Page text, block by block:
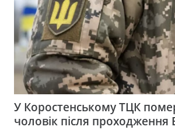
У Коростенському ТЦК
чоловік після проходження